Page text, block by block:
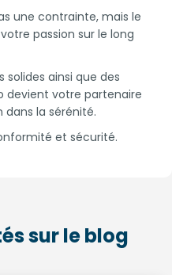
une contrainte, mais le
passion sur le long
solides ainsi que des
devient votre partenaire
dans la sérénité.
et sécurité.
sur le blog